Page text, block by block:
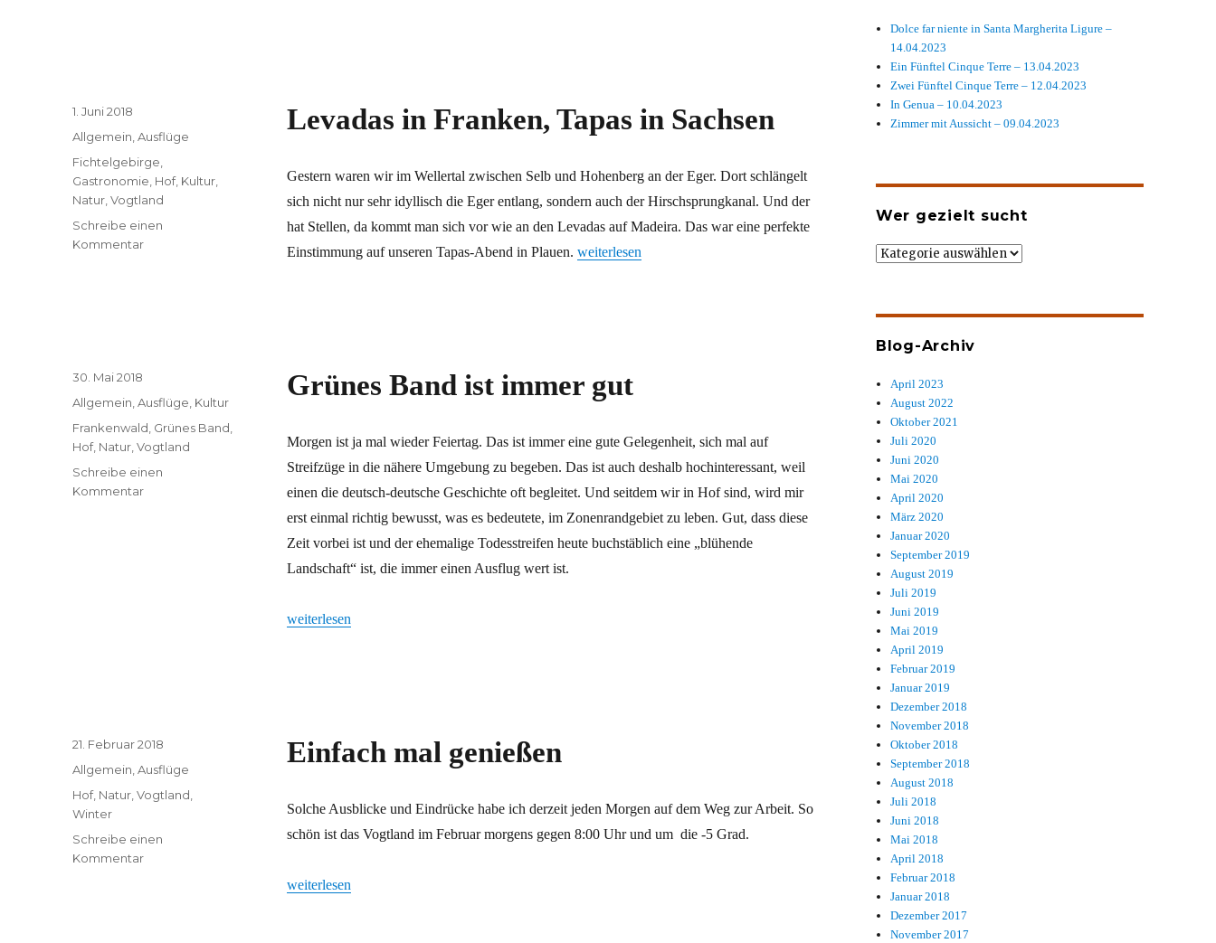
Levadas in Franken, Tapas in Sachsen
Gestern waren wir im Wellertal zwischen Selb und Hohenberg an der Eger. Dort schlängelt
sich nicht nur sehr idyllisch die Eger entlang, sondern auch der Hirschsprungkanal. Und der
hat Stellen, da kommt man sich vor wie an den Levadas auf Madeira. Das war eine perfekte
Einstimmung auf unseren Tapas-Abend in Plauen. „Levadas in Franken, Tapas in Sachsen“
weiterlesen
Veröffentlicht
am
1. Juni 2018
Kategorien
Allgemein ,Ausflüge
Schlagwörter
Fichtelgebirge
Gastronomie Hof, Kultur
Natur ,Vogtland
Schreibe einen
Kommentarzu
Grünes Band ist immer gut
Morgen ist ja mal wieder Feiertag. Das ist immer eine gute Gelegenheit, sich mal auf
Streifzüge in die nähere Umgebung zu begeben. Das ist auch deshalb hochinteressant, weil
einen die deutsch-deutsche Geschichte oft begleitet. Und seitdem wir in Hof sind, wird mir
erst einmal richtig bewusst, was es bedeutete, im Zonenrandgebiet zu leben. Gut, dass diese
Zeit vorbei ist und der ehemalige Todesstreifen heute buchstäblich eine „blühende
Landschaft“ ist, die immer einen Ausflug wert ist.
„Grünes Band ist immer gut“
weiterlesen
Veröffentlicht
am
30. Mai 2018
Kategorien
Allgemein ,Ausflüge Kultur
Schlagwörter
Frankenwald Grünes Band
Hof, Natur ,Vogtland
Schreibe einen
Kommentarzu
Einfach mal genießen
Solche Ausblicke und Eindrücke habe ich derzeit jeden Morgen auf dem Weg zur Arbeit. So
schön ist das Vogtland im Februar morgens gegen 8:00 Uhr und um die -5 Grad.
„Einfach mal genießen“
weiterlesen
Veröffentlicht
am
21. Februar 2018
Kategorien
Allgemein ,Ausflüge
Schlagwörter
Hof, Natur ,Vogtland
Winter
Schreibe einen
Kommentarzu
Dolce far niente in Santa Margherita Ligure –
14.04.2023
Ein Fünftel Cinque Terre – 13.04.2023
Zwei Fünftel Cinque Terre – 12.04.2023
In Genua – 10.04.2023
Zimmer mit Aussicht – 09.04.2023
Wer gezielt sucht
Wer
Blog-Archiv
April 2023
August 2022
Oktober 2021
Juli 2020
Juni 2020
Mai 2020
April 2020
März 2020
Januar 2020
September 2019
August 2019
Juli 2019
Juni 2019
Mai 2019
April 2019
Februar 2019
Januar 2019
Dezember 2018
November 2018
Oktober 2018
September 2018
August 2018
Juli 2018
Juni 2018
Mai 2018
April 2018
Februar 2018
Januar 2018
Dezember 2017
November 2017